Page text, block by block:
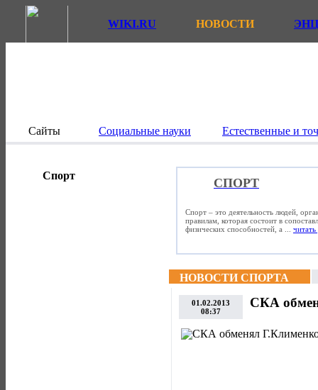
WIKI.RU НОВОСТИ
Сайты Социальные науки Естественные и
Спорт
СПОРТ
Спорт – это деятельность людей,
правилам, которая состоит в
физических способностей, а ... читать
НОВОСТИ СПОРТА
01.02.2013
08:37
СКА